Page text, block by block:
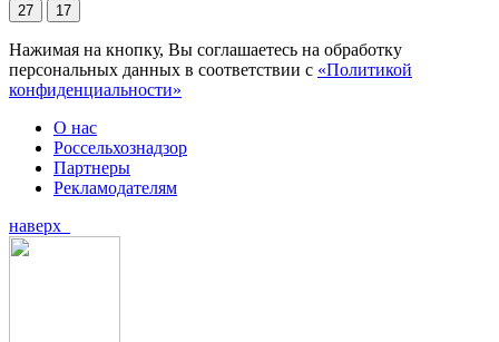
27 17
Нажимая на кнопку, Вы соглашаетесь на обработку
персональных данных в соответствии с «Политикой
конфиденциальности»
О нас
Россельхознадзор
Партнеры
Рекламодателям
наверх